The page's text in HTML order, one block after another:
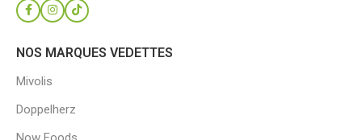
NOS MARQUES VEDETTES
Mivolis
Doppelherz